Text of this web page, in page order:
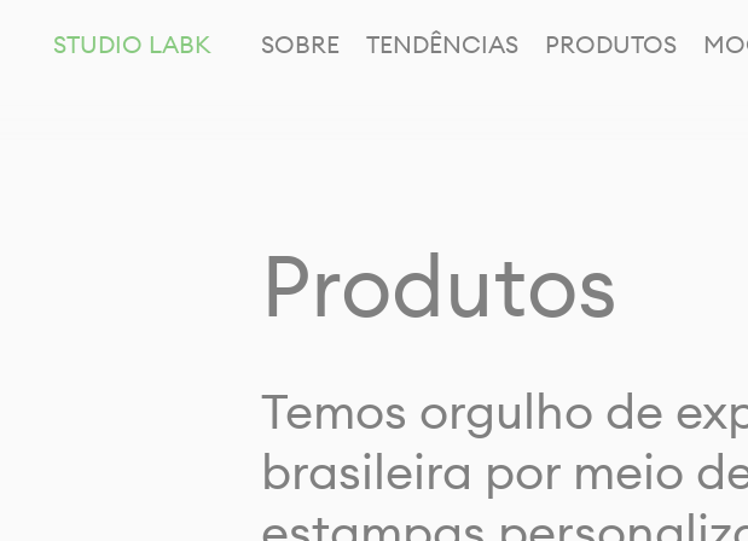
STUDIO LABK SOBRE TENDÊNCIAS PRODUTOS
Produtos
Temos orgulho de
brasileira por meio